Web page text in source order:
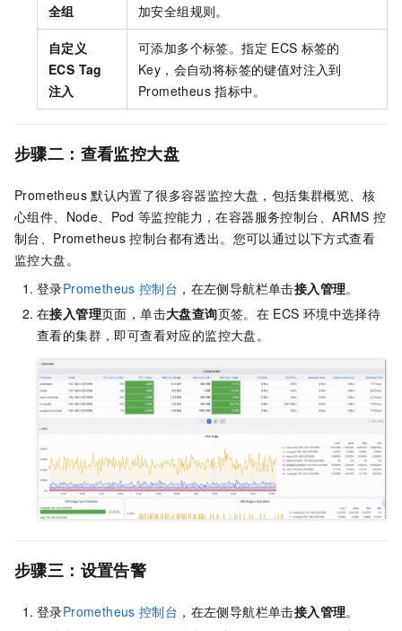
全组
加安全组规则。
自定义
ECS Tag
注入
可添加多个标签。指定 ECS 标签的
Key，会自动将标签的键值对注入到
Prometheus 指标中。
步骤二：查看监控大盘
Prometheus 默认内置了很多容器监控大盘，包括集群概览、核
心组件、Node、Pod 等监控能力，在容器服务控制台、ARMS 控
制台、Prometheus 控制台都有透出。您可以通过以下方式查看
监控大盘。
登录Prometheus 控制台 ，在左侧导航栏单击接入管理。
在接入管理页面，单击大盘查询页签。在 ECS 环境中选择待
查看的集群，即可查看对应的监控大盘。
步骤三：设置告警
登录Prometheus 控制台 ，在左侧导航栏单击接入管理。